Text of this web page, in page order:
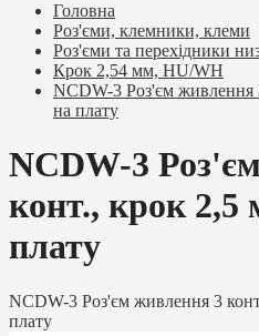
Головна
Роз'єми, клемники, клеми
Роз'єми та перехідники
Крок 2,54 мм, HU/WH
NCDW-3 Роз'єм живлення
на плату
NCDW-3
конт., крок 2,5
плату
NCDW-3 Роз'єм живлення 3
плату